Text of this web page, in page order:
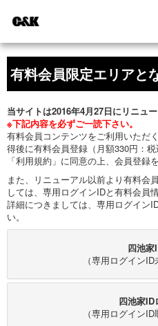
有料会員限定エリアと
当サイトは2016年4月27日にリニュ
※下記内容を必ずご一読下さい。
有料会員コンテンツをご利用いただ
得後に有料会員登録（月額330円：
「利用規約」に同意の上、会員登録
また、リニューアル以前より有料会
しては、専用ログインIDと有料会員
詳細につきましては、専用ログイン
い。
四池家
（専用ログイン
四池家ID
（専用ログイン